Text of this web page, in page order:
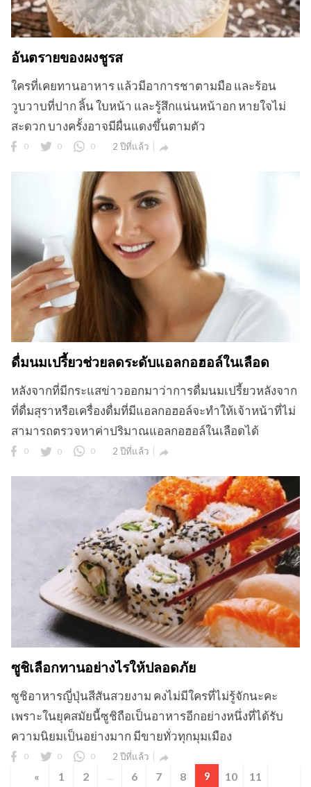
อันตรายของผงชูรส
ใครที่เคยทานอาหาร แล้วมีอาการชาตามมือ และร้อน
วูบวาบที่ปาก ลิ้น ใบหน้า และรู้สึกแน่นหน้าอก หายใจไม่
สะดวก บางครั้งอาจมีผื่นแดงขึ้นตามตัว
0 0 0 2 ปีที่แล้ว 
ดื่มนมเปรี้ยวช่วยลดระดับแอลกอฮอล์ในเลือด
หลังจากที่มีกระแสข่าวออกมาว่าการดื่มนมเปรี้ยวหลังจาก
ที่ดื่มสุราหรือเครื่องดื่มที่มีแอลกอฮอล์จะทำให้เจ้าหน้าที่ไม่
สามารถตรวจหาค่าปริมาณแอลกอฮอล์ในเลือดได้
0 0 0 2 ปีที่แล้ว 
ซูชิเลือกทานอย่างไรให้ปลอดภัย
ซูชิอาหารญี่ปุ่นสีสันสวยงาม คงไม่มีใครที่ไม่รู้จักนะคะ
เพราะในยุคสมัยนี้ซูชิถือเป็นอาหารอีกอย่างหนึ่งที่ได้รับ
ความนิยมเป็นอย่างมาก มีขายทั่วทุกมุมเมือง
0 0 0 2 ปีที่แล้ว 
« 1 2 ... 6 7 8 9 10 11